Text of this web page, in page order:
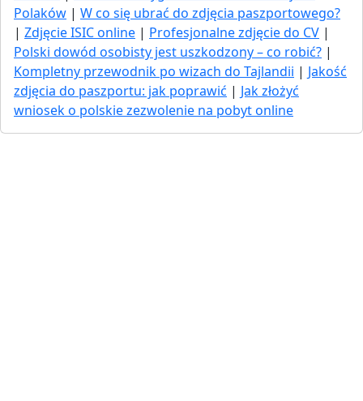
Polaków | W co się ubrać do zdjęcia paszportowego?
| Zdjęcie ISIC online | Profesjonalne zdjęcie do CV |
Polski dowód osobisty jest uszkodzony – co robić? |
Kompletny przewodnik po wizach do Tajlandii | Jakość
zdjęcia do paszportu: jak poprawić | Jak złożyć
wniosek o polskie zezwolenie na pobyt online